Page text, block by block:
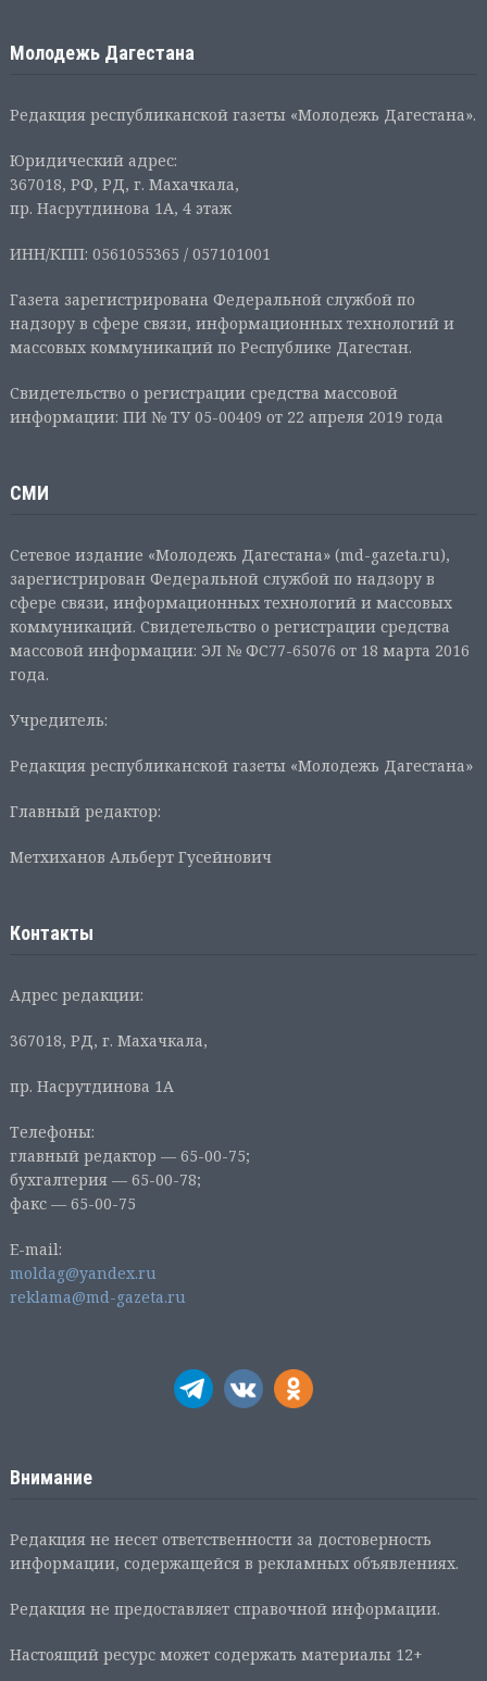
Молодежь Дагестана
Редакция республиканской газеты «Молодежь Дагестана».
Юридический адрес:
367018, РФ, РД, г. Махачкала,
пр. Насрутдинова 1А, 4 этаж
ИНН/КПП: 0561055365 / 057101001
Газета зарегистрирована Федеральной службой по
надзору в сфере связи, информационных технологий и
массовых коммуникаций по Республике Дагестан.
Свидетельство о регистрации средства массовой
информации: ПИ № ТУ 05-00409 от 22 апреля 2019 года
СМИ
Сетевое издание «Молодежь Дагестана» (md-gazeta.ru),
зарегистрирован Федеральной службой по надзору в
сфере связи, информационных технологий и массовых
коммуникаций. Свидетельство о регистрации средства
массовой информации: ЭЛ № ФС77-65076 от 18 марта 2016
года.
Учредитель:
Редакция республиканской газеты «Молодежь Дагестана»
Главный редактор:
Метхиханов Альберт Гусейнович
Контакты
Адрес редакции:
367018, РД, г. Махачкала,
пр. Насрутдинова 1А
Телефоны:
главный редактор — 65-00-75;
бухгалтерия — 65-00-78;
факс — 65-00-75
E-mail:
moldag@yandex.ru
reklama@md-gazeta.ru
Внимание
Редакция не несет ответственности за достоверность
информации, содержащейся в рекламных объявлениях.
Редакция не предоставляет справочной информации.
Настоящий ресурс может содержать материалы 12+